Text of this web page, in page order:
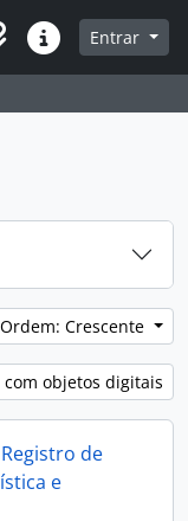
navegação
Atalhos Entrar
Ordem: Crescente
objetos digitais
de
e